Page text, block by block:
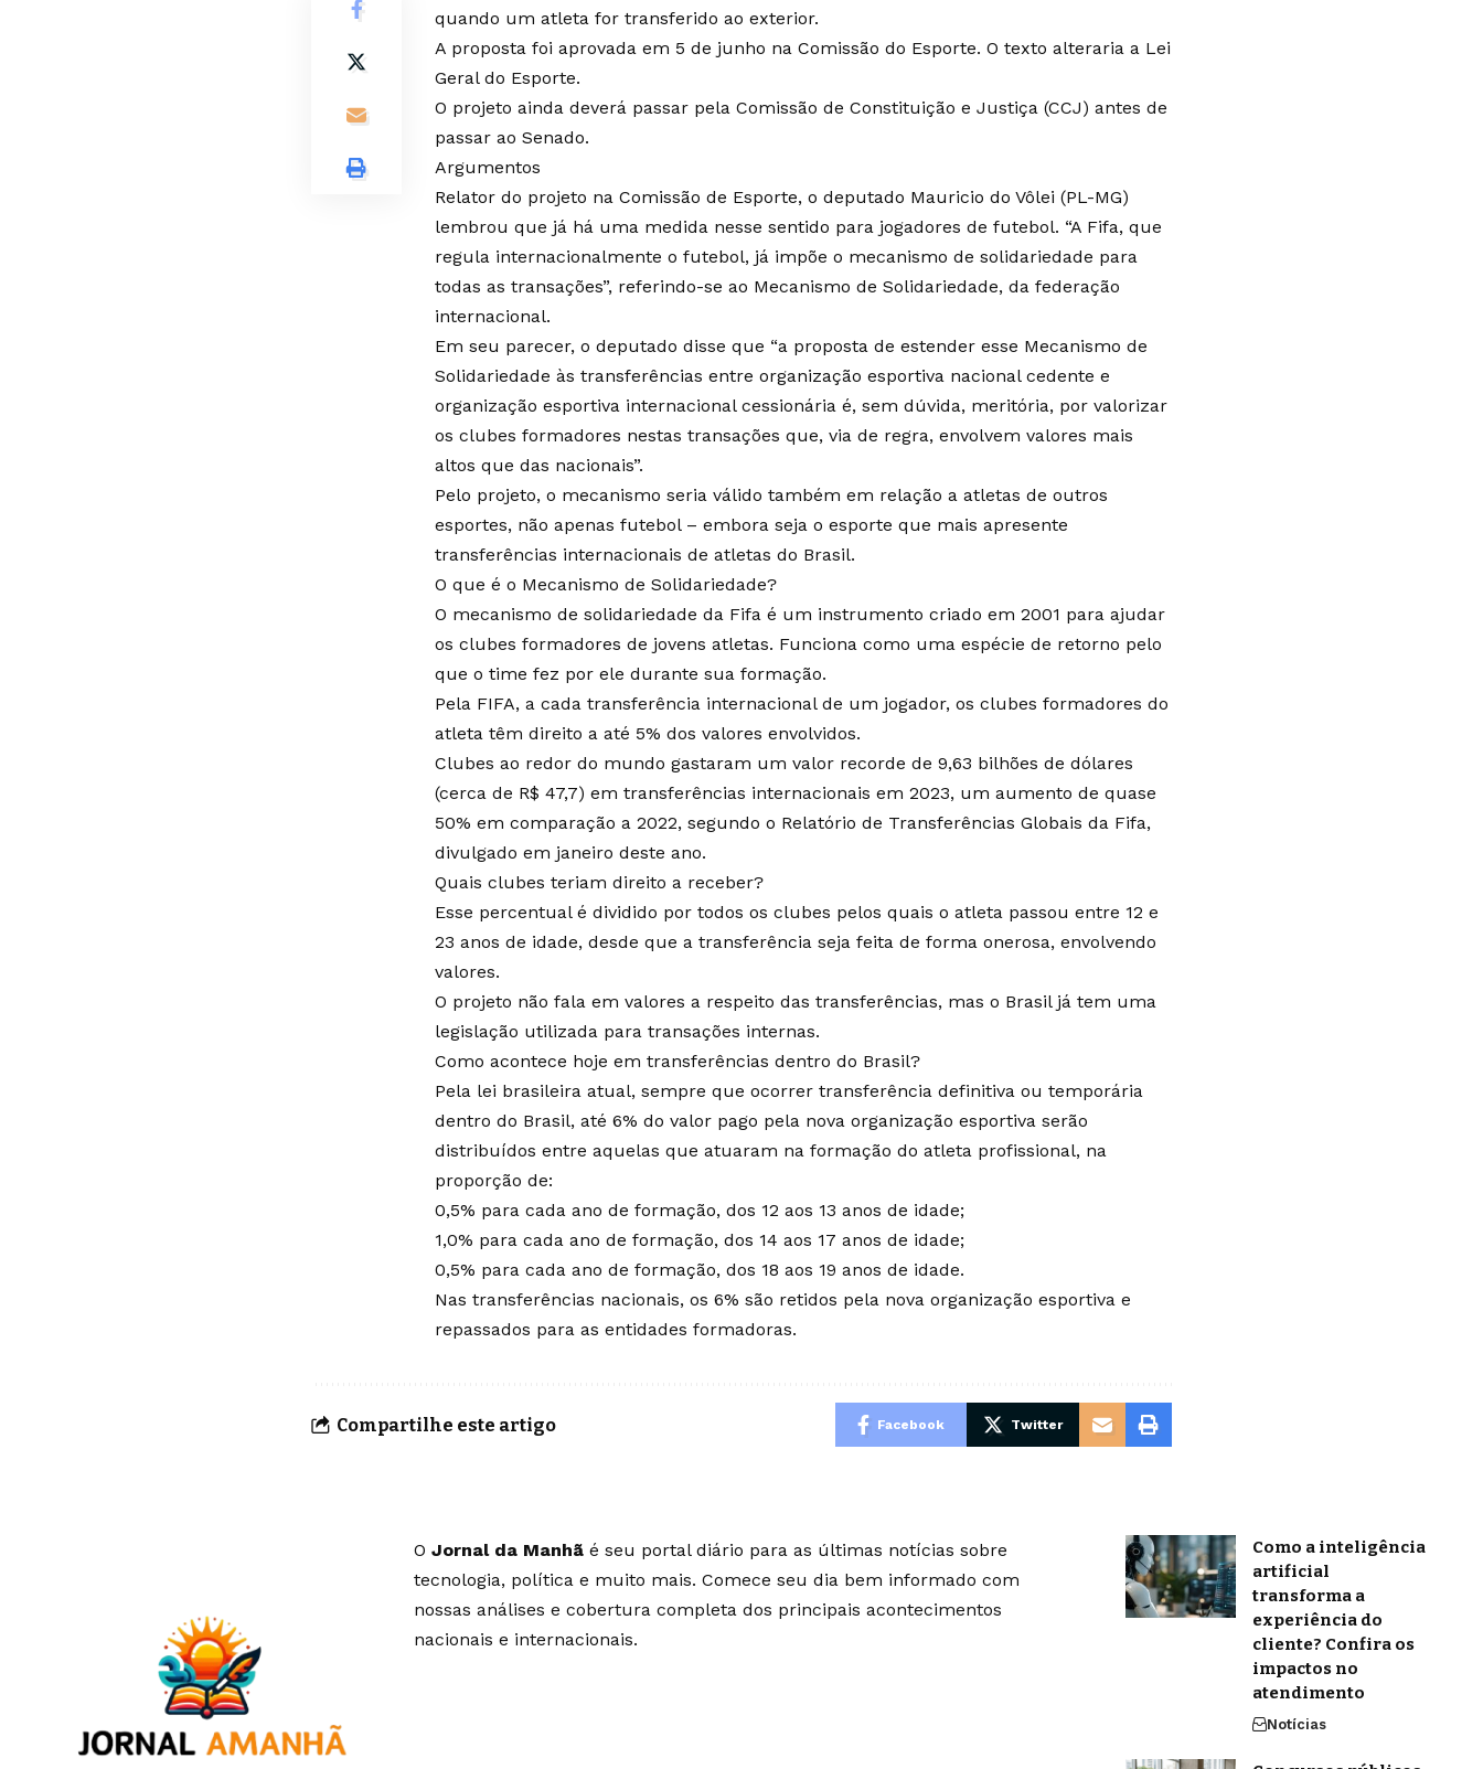
quando um atleta for transferido ao exterior.
A proposta foi aprovada em 5 de junho na Comissão do Esporte. O texto alteraria a Lei
Geral do Esporte.
O projeto ainda deverá passar pela Comissão de Constituição e Justiça (CCJ) antes de
passar ao Senado.
Argumentos
Relator do projeto na Comissão de Esporte, o deputado Mauricio do Vôlei (PL-MG)
lembrou que já há uma medida nesse sentido para jogadores de futebol. “A Fifa, que
regula internacionalmente o futebol, já impõe o mecanismo de solidariedade para
todas as transações”, referindo-se ao Mecanismo de Solidariedade, da federação
internacional.
Em seu parecer, o deputado disse que “a proposta de estender esse Mecanismo de
Solidariedade às transferências entre organização esportiva nacional cedente e
organização esportiva internacional cessionária é, sem dúvida, meritória, por valorizar
os clubes formadores nestas transações que, via de regra, envolvem valores mais
altos que das nacionais”.
Pelo projeto, o mecanismo seria válido também em relação a atletas de outros
esportes, não apenas futebol – embora seja o esporte que mais apresente
transferências internacionais de atletas do Brasil.
O que é o Mecanismo de Solidariedade?
O mecanismo de solidariedade da Fifa é um instrumento criado em 2001 para ajudar
os clubes formadores de jovens atletas. Funciona como uma espécie de retorno pelo
que o time fez por ele durante sua formação.
Pela FIFA, a cada transferência internacional de um jogador, os clubes formadores do
atleta têm direito a até 5% dos valores envolvidos.
Clubes ao redor do mundo gastaram um valor recorde de 9,63 bilhões de dólares
(cerca de R$ 47,7) em transferências internacionais em 2023, um aumento de quase
50% em comparação a 2022, segundo o Relatório de Transferências Globais da Fifa,
divulgado em janeiro deste ano.
Quais clubes teriam direito a receber?
Esse percentual é dividido por todos os clubes pelos quais o atleta passou entre 12 e
23 anos de idade, desde que a transferência seja feita de forma onerosa, envolvendo
valores.
O projeto não fala em valores a respeito das transferências, mas o Brasil já tem uma
legislação utilizada para transações internas.
Como acontece hoje em transferências dentro do Brasil?
Pela lei brasileira atual, sempre que ocorrer transferência definitiva ou temporária
dentro do Brasil, até 6% do valor pago pela nova organização esportiva serão
distribuídos entre aquelas que atuaram na formação do atleta profissional, na
proporção de:
0,5% para cada ano de formação, dos 12 aos 13 anos de idade;
1,0% para cada ano de formação, dos 14 aos 17 anos de idade;
0,5% para cada ano de formação, dos 18 aos 19 anos de idade.
Nas transferências nacionais, os 6% são retidos pela nova organização esportiva e
repassados para as entidades formadoras.
Compartilhe este artigo Facebook Twitter
O Jornal da Manhãé seu portal diário para as últimas notícias sobre
tecnologia, política e muito mais. Comece seu dia bem informado com
nossas análises e cobertura completa dos principais acontecimentos
nacionais e internacionais.
Como a inteligência
artificial
transforma a
experiência do
cliente? Confira os
impactos no
atendimento
Notícias